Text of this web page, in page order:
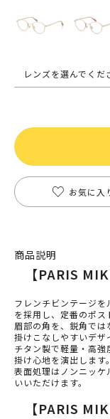
レンズを選んでくだ
お気に入
商品説明
【PARIS
フレンチビンテージ
を採用し、定番のポス
眉部の角を、鋭角で
掛けこなしやすいデザ
チタン製で軽量・高
掛け心地を演出します。
表面処理はノンニッ
いいただけます。
【PARIS